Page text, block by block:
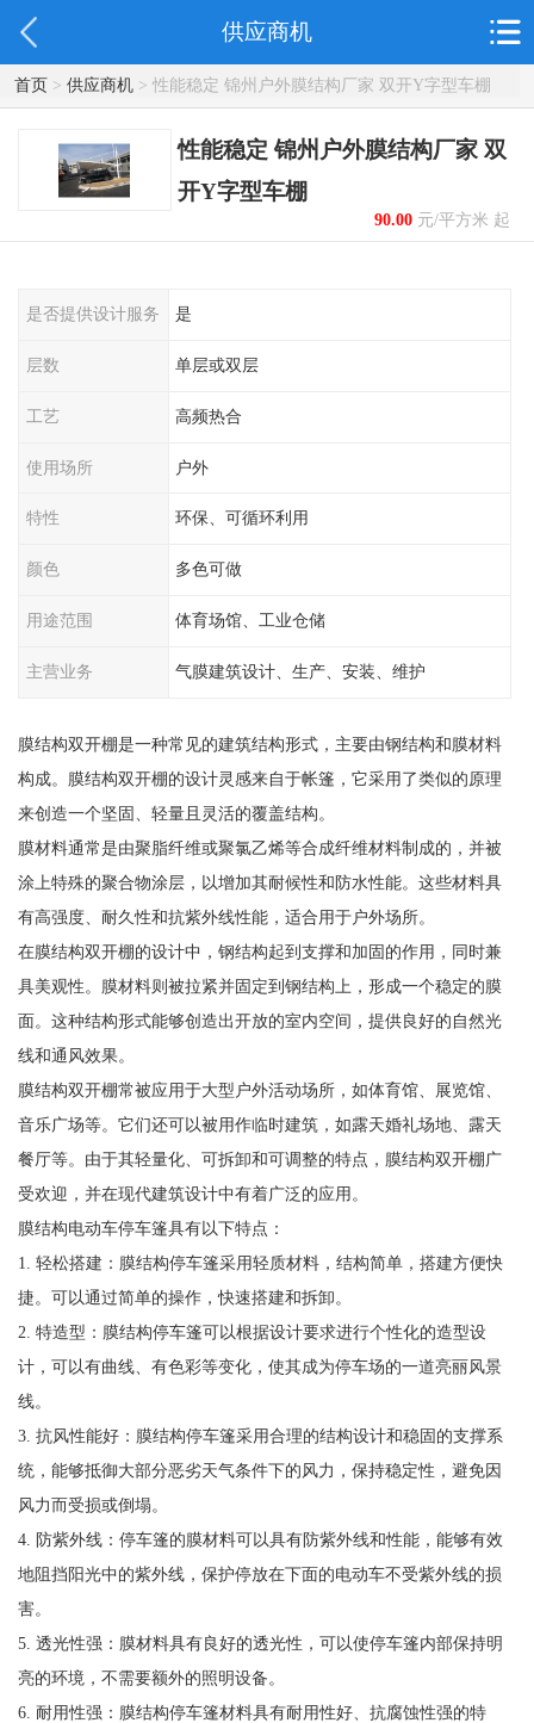
供应商机
首页> 供应商机> 性能稳定 锦州户外膜结构厂家 双开Y字型车棚
性能稳定 锦州户外膜结构厂家 双
开Y字型车棚
90.00元/平方米 起
是否提供设计服务 是
层数 单层或双层
工艺 高频热合
使用场所 户外
特性 环保、可循环利用
颜色 多色可做
用途范围 体育场馆、工业仓储
主营业务 气膜建筑设计、生产、安装、维护
膜结构双开棚是一种常见的建筑结构形式，主要由钢结构和膜材料
构成。膜结构双开棚的设计灵感来自于帐篷，它采用了类似的原理
来创造一个坚固、轻量且灵活的覆盖结构。
膜材料通常是由聚脂纤维或聚氯乙烯等合成纤维材料制成的，并被
涂上特殊的聚合物涂层，以增加其耐候性和防水性能。这些材料具
有高强度、耐久性和抗紫外线性能，适合用于户外场所。
在膜结构双开棚的设计中，钢结构起到支撑和加固的作用，同时兼
具美观性。膜材料则被拉紧并固定到钢结构上，形成一个稳定的膜
面。这种结构形式能够创造出开放的室内空间，提供良好的自然光
线和通风效果。
膜结构双开棚常被应用于大型户外活动场所，如体育馆、展览馆、
音乐广场等。它们还可以被用作临时建筑，如露天婚礼场地、露天
餐厅等。由于其轻量化、可拆卸和可调整的特点，膜结构双开棚广
受欢迎，并在现代建筑设计中有着广泛的应用。
膜结构电动车停车篷具有以下特点：
1. 轻松搭建：膜结构停车篷采用轻质材料，结构简单，搭建方便快
捷。可以通过简单的操作，快速搭建和拆卸。
2. 特造型：膜结构停车篷可以根据设计要求进行个性化的造型设
计，可以有曲线、有色彩等变化，使其成为停车场的一道亮丽风景
线。
3. 抗风性能好：膜结构停车篷采用合理的结构设计和稳固的支撑系
统，能够抵御大部分恶劣天气条件下的风力，保持稳定性，避免因
风力而受损或倒塌。
4. 防紫外线：停车篷的膜材料可以具有防紫外线和性能，能够有效
地阻挡阳光中的紫外线，保护停放在下面的电动车不受紫外线的损
害。
5. 透光性强：膜材料具有良好的透光性，可以使停车篷内部保持明
亮的环境，不需要额外的照明设备。
6. 耐用性强：膜结构停车篷材料具有耐用性好、抗腐蚀性强的特